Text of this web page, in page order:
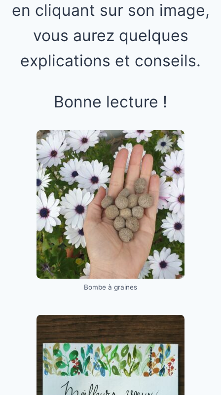
en cliquant sur son image,
vous aurez quelques
explications et conseils.
Bonne lecture !
Bombe à graines